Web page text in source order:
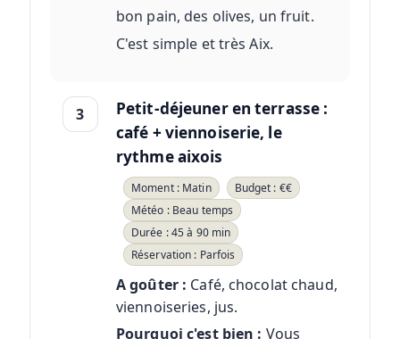
bon pain, des olives, un fruit.
C'est simple et très Aix.
3
Petit-déjeuner en terrasse :
café + viennoiserie, le
rythme aixois
Moment : Matin
Budget : €€
Météo : Beau temps
Durée : 45 à 90 min
Réservation : Parfois
A goûter : Café, chocolat chaud,
viennoiseries, jus.
Pourquoi c'est bien : Vous